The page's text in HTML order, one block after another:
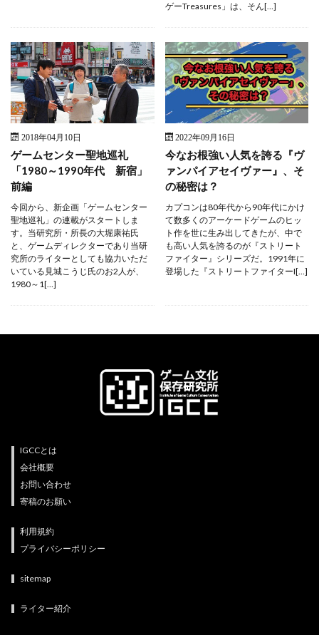
ゲーTreasures」は、そん[…]
2018年04月10日
ゲームセンター聖地巡礼
「1980～1990年代 新宿」
前編
今回から、新企画「ゲームセンター
聖地巡礼」の連載がスタートしま
す。当研究所・所長の大堀康祐氏
と、ゲームディレクターであり当研
究所のライターとしても協力いただ
いている見城こうじ氏のお2人が、
1980～1[…]
2022年09月16日
今なお根強い人気を誇る『ヴ
ァンパイアセイヴァー』、そ
の秘密は？
カプコンは80年代から90年代にかけ
て数多くのアーケードゲームのヒッ
ト作を世に生み出してきたが、中で
も高い人気を誇るのが『ストリート
ファイター』シリーズだ。1991年に
登場した『ストリートファイターI[…]
IGCCとは
会社概要
お問い合わせ
寄稿のお願い
利用規約
プライバシーポリシー
sitemap
ライター紹介